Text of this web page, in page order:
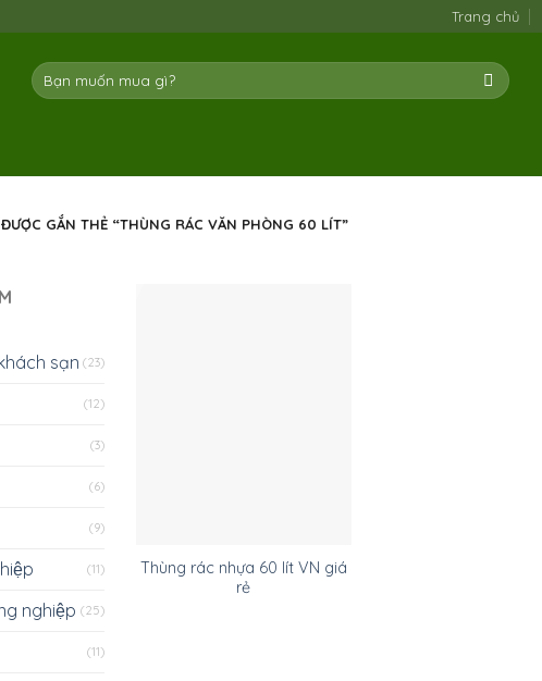
Trang chủ
Tìm
kiếm:
GẮN THẺ “THÙNG RÁC VĂN PHÒNG 60 LÍT”
sạn (23)
(12)
(3)
(6)
(9)
(11)
nghiệp (25)
(11)
Thùng rác nhựa 60 lít VN giá
rẻ